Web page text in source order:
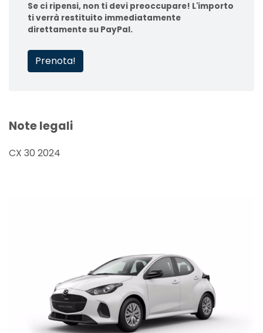
Se ci ripensi, non ti devi preoccupare! L'importo
ti verrà restituito immediatamente
direttamente su PayPal.
Prenota!
Note legali
CX 30 2024